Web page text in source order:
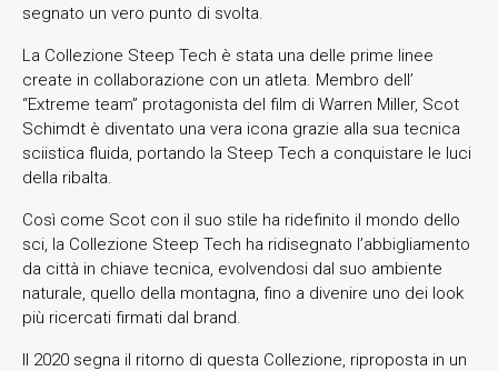
segnato un vero punto di svolta.
La Collezione Steep Tech è stata una delle prime linee
create in collaborazione con un atleta. Membro dell’
“Extreme team” protagonista del film di Warren Miller, Scot
Schimdt è diventato una vera icona grazie alla sua tecnica
sciistica fluida, portando la Steep Tech a conquistare le luci
della ribalta.
Così come Scot con il suo stile ha ridefinito il mondo dello
sci, la Collezione Steep Tech ha ridisegnato l’abbigliamento
da città in chiave tecnica, evolvendosi dal suo ambiente
naturale, quello della montagna, fino a divenire uno dei look
più ricercati firmati dal brand.
Il 2020 segna il ritorno di questa Collezione, riproposta in un